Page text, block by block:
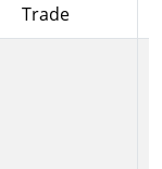
Trade